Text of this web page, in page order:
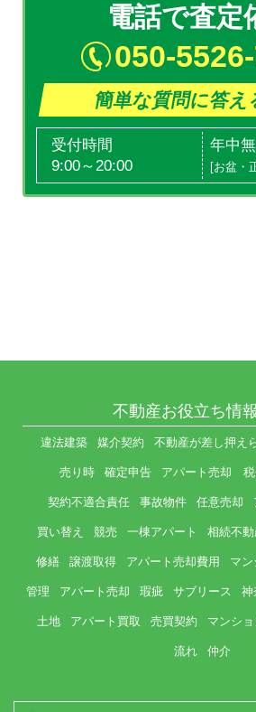
電話で査定
050-
簡単な質問に答え
受付時間
9:00～20:00
年中
[お盆・
不動産お役立ち情
違法建築 媒介契約 不動産が差し押え
売り時 確定申告 アパート売却 税
契約不適合責任 事故物件 任意売却
買い替え 競売 一棟アパート 相続不動
修繕 譲渡取得 アパート売却費用 マ
管理 アパート売却 瑕疵 サブリース 神
土地 アパート買取 売買契約 マンシ
流れ 仲介